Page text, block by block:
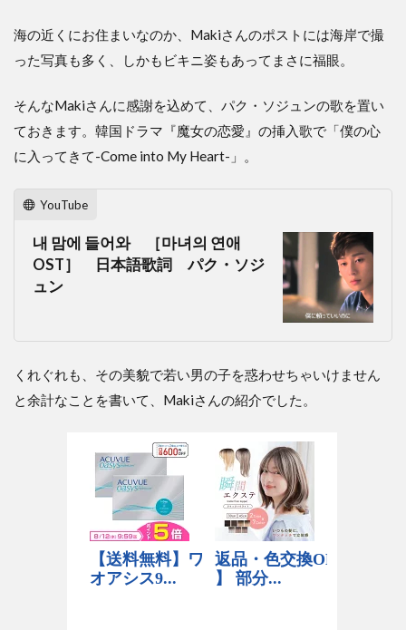
海の近くにお住まいなのか、Makiさんのポストには海岸で撮
った写真も多く、しかもビキニ姿もあってまさに福眼。
そんなMakiさんに感謝を込めて、パク・ソジュンの歌を置い
ておきます。韓国ドラマ『魔女の恋愛』の挿入歌で「僕の心
に入ってきて-Come into My Heart-」。
YouTube
내 맘에 들어와 ［마녀의 연애
OST］ 日本語歌詞 パク・ソジ
ュン
くれぐれも、その美貌で若い男の子を惑わせちゃいけません
と余計なことを書いて、Makiさんの紹介でした。